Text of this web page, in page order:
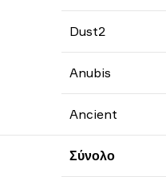
Dust2
Anubis
Ancient
Σύνολο